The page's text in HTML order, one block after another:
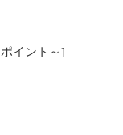
イント～]